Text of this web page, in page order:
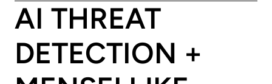
AI THREAT
DETECTION +